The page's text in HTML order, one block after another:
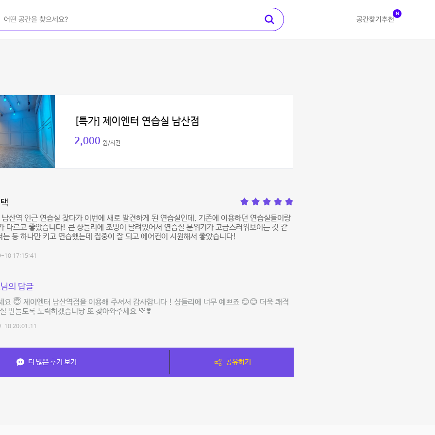
공간찾기 추천
N
[특가] 제이엔터 연습실 남산점
2,000 원/시간
산역 인근 연습실 찾다가 이번에 새로 발견하게 된 연습실인데, 기존에 이용하던 연습실들이랑
다르고 좋았습니다! 큰 샹들리에 조명이 달려있어서 연습실 분위기가 고급스러워보이는 것 같
등 하나만 키고 연습했는데 집중이 잘 되고 에어컨이 시원해서 좋았습니다!
10 17:15:41
의 답글
요 😇 제이엔터 남산역점을 이용해 주셔서 감사합니다 ! 샹들리에 너무 예쁘죠 😊😊 더욱 쾌적
만들도록 노력하겠습니당 또 찾아와주세요 💚❣️
10 20:01:11
더 많은 후기 보기 공유하기